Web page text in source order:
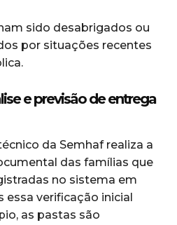
sido desabrigados ou
por situações recentes
e previsão de entrega
da Semhaf realiza a
das famílias que
no sistema em
essa verificação inicial
as pastas são